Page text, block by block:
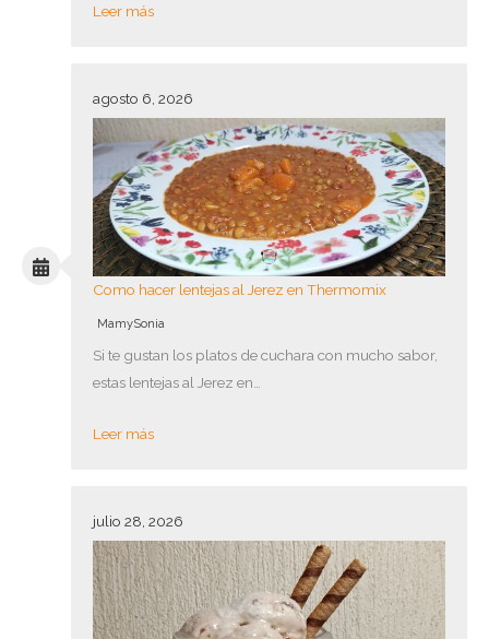
Leer más
agosto 6, 2026
Como hacer lentejas al Jerez en Thermomix
MamySonia
Si te gustan los platos de cuchara con mucho sabor,
estas lentejas al Jerez en…
Leer más
julio 28, 2026